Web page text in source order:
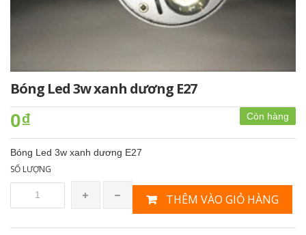
Bóng Led 3w xanh dương E27
Còn hàng
0₫
Bóng Led 3w xanh dương E27
SỐ LƯỢNG
THÊM VÀO GIỎ HÀNG